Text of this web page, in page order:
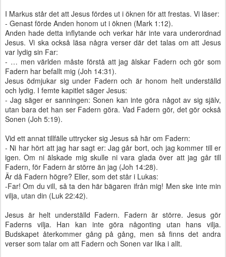
I Markus står det att Jesus fördes ut i öknen för att frestas. Vi läser:
- Genast förde Anden honom ut i öknen (Mark 1:12).
Anden hade detta inflytande och verkar här inte vara underordnad
Jesus. Vi ska också läsa några verser där det talas om att Jesus
var lydig sin Far:
- … men världen måste förstå att jag älskar Fadern och gör som
Fadern har befallt mig (Joh 14:31).
Jesus ödmjukar sig under Fadern och är honom helt underställd
och lydig. I femte kapitlet säger Jesus:
- Jag säger er sanningen: Sonen kan inte göra något av sig själv,
utan bara det han ser Fadern göra. Vad Fadern gör, det gör också
Sonen (Joh 5:19).
Vid ett annat tillfälle uttrycker sig Jesus så här om Fadern:
- Ni har hört att jag har sagt er: Jag går bort, och jag kommer till er
igen. Om ni älskade mig skulle ni vara glada över att jag går till
Fadern, för Fadern är större än jag (Joh 14:28).
Är då Fadern högre? Eller, som det står i Lukas:
-Far! Om du vill, så ta den här bägaren ifrån mig! Men ske inte min
vilja, utan din (Luk 22:42).
Jesus är helt underställd Fadern. Fadern är större. Jesus gör
Faderns vilja. Han kan inte göra någonting utan hans vilja.
Budskapet återkommer gång på gång, men så finns det andra
verser som talar om att Fadern och Sonen var lika i allt.